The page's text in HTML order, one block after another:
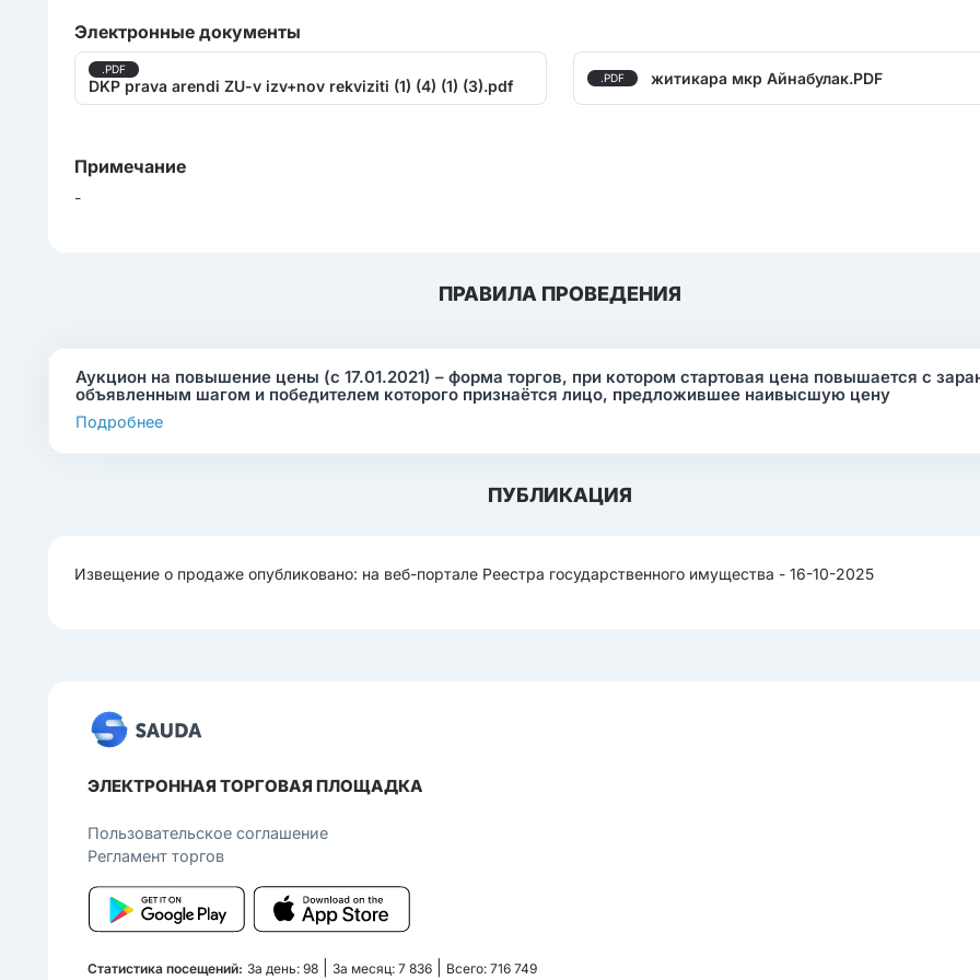
Электронные документы
.PDF
DKP prava arendi ZU-v izv+nov rekviziti (1) (4) (1) (3).pdf .PDF житикара мкр Айнабулак.PDF
Примечание
-
ПРАВИЛА ПРОВЕДЕНИЯ
Аукцион на повышение цены (с 17.01.2021) – форма торгов, при котором стартовая цена повышается с
объявленным шагом и победителем которого признаётся лицо, предложившее наивысшую цену
Подробнее
ПУБЛИКАЦИЯ
Извещение о продаже опубликовано: на веб-портале Реестра государственного имущества - 16-10-2025
ЭЛЕКТРОННАЯ ТОРГОВАЯ ПЛОЩАДКА
Пользовательcкое соглашение
Регламент торгов
Статистика посещений: За день: 98 За месяц: 7 836 Всего: 716 749